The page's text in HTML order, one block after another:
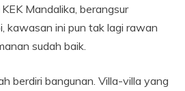
Mandalika, berangsur
kawasan ini pun tak lagi rawan
sudah baik.
berdiri bangunan. Villa-villa yang